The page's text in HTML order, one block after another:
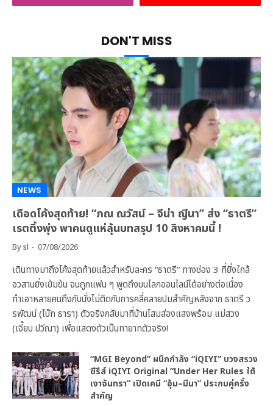
DON'T MISS
NEWS
เดือดโค้งสุดท้าย! “ภณ ณวัสน์ – จีน่า ญีนา” ส่ง “ธาตรี”
เรตติ้งพุ่ง พาคนดูแห่ลุ้นบทสรุป 10 สิงหาคมนี้ !
Bysl 07/08/2026
เดินทางมาถึงโค้งสุดท้ายแล้วสำหรับละคร “ธาตรี” ทางช่อง 3 ที่ยิ่งใกล้
อวสานยิ่งเข้มข้น จนถูกแฟน ๆ พูดถึงบนโลกออนไลน์ได้อย่างต่อเนื่อง
ทำเอาหลายคนถึงกับนั่งไม่ติดกับการคลี่คลายปมสำคัญหลังจาก ธาตรี ว
รพัฒน์ (โบ๊ท ธารา) ตัวจริงกลับมาที่บ้านโสมส่องแสงพร้อม แม่สวง
(เจี๊ยบ ปวีณา) เพื่อแสดงตัวเป็นทายาทตัวจริง!
“MGI Beyond” ผนึกกำลัง “iQIYI” บวงสรวง
ซีรีส์ iQIYI Original “Under Her Rules ใต้
เงาจันทรา” เปิดเคมี “อุ้ม–มีนา” ประกบคู่ครั้ง
สำคัญ